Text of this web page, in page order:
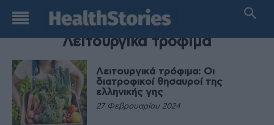
TAG
Λειτουργικά τρόφιμα
Λειτουργικά τρόφιμα: Οι
διατροφικοί θησαυροί της
ελληνικής γης
27 Φεβρουαρίου 2024